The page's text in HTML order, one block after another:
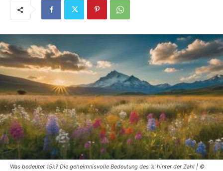
Was bedeutet 15k? Die geheimnisvolle Bedeutung des 'k' hinter der Zahl | ©